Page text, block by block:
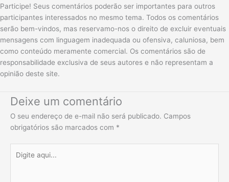
Participe! Seus comentários poderão ser importantes para outros
participantes interessados no mesmo tema. Todos os comentários
serão bem-vindos, mas reservamo-nos o direito de excluir eventuais
mensagens com linguagem inadequada ou ofensiva, caluniosa, bem
como conteúdo meramente comercial. Os comentários são de
responsabilidade exclusiva de seus autores e não representam a
opinião deste site.
Deixe um comentário
O seu endereço de e-mail não será publicado. Campos
obrigatórios são marcados com *
aqui...